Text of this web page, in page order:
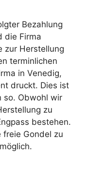
Bezahlung
die Firma
zur Herstellung
terminlichen
in Venedig,
druckt. Dies ist
so. Obwohl wir
zu
bestehen.
freie Gondel zu